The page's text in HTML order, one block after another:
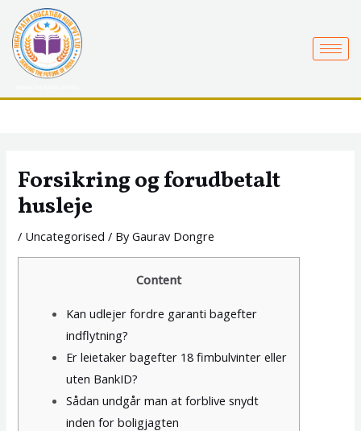
content
Forsikring og forudbetalt
husleje
/ Uncategorised / ByGaurav Dongre
Content
Kan udlejer fordre garanti bagefter
indflytning?
Er leietaker bagefter 18 fimbulvinter eller
uten BankID?
Sådan undgår man at forblive snydt
inden for boligjagten